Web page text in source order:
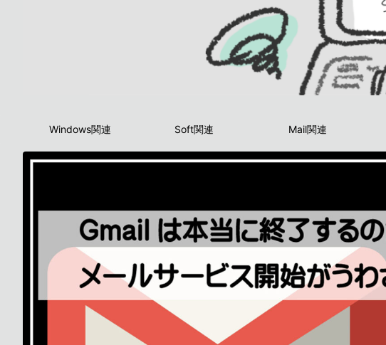
Windows関連 Soft関連 Mail関連